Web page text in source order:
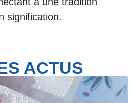
signification.
ACTUS